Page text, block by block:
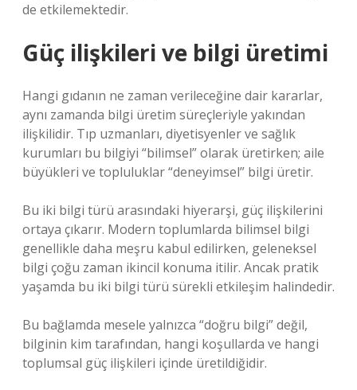
de etkilemektedir.
Güç ilişkileri ve bilgi üretimi
Hangi gıdanın ne zaman verileceğine dair kararlar,
aynı zamanda bilgi üretim süreçleriyle yakından
ilişkilidir. Tıp uzmanları, diyetisyenler ve sağlık
kurumları bu bilgiyi “bilimsel” olarak üretirken; aile
büyükleri ve topluluklar “deneyimsel” bilgi üretir.
Bu iki bilgi türü arasındaki hiyerarşi, güç ilişkilerini
ortaya çıkarır. Modern toplumlarda bilimsel bilgi
genellikle daha meşru kabul edilirken, geleneksel
bilgi çoğu zaman ikincil konuma itilir. Ancak pratik
yaşamda bu iki bilgi türü sürekli etkileşim halindedir.
Bu bağlamda mesele yalnızca “doğru bilgi” değil,
bilginin kim tarafından, hangi koşullarda ve hangi
toplumsal güç ilişkileri içinde üretildiğidir.